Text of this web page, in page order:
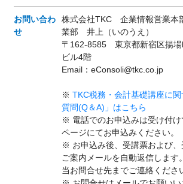
お問い合わ
せ
株式会社TKC 企業情報営業
業部 井上（いのうえ）
〒162-8585 東京都新宿区揚
ビル4階
Email：eConsoli@tkc.co.jp
※TKC税務・会計基礎講座に
質問(Q＆A)」はこちら
※ 電話でのお申込みは受け付け
ページにてお申込みください。
※ お申込み後、受講票および
ご案内メールを自動返信します
当お問合せ先までご連絡くださ